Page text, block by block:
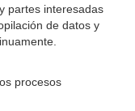
partes interesadas
de datos y
procesos